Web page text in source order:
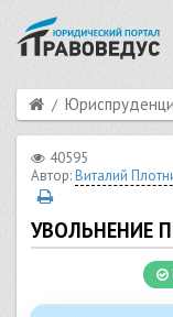
40595
Автор:Виталий
УВОЛЬНЕНИЕ